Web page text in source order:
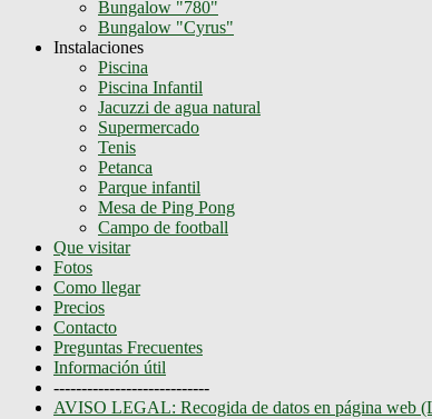
Bungalow "780"
Bungalow "Cyrus"
Instalaciones
Piscina
Piscina Infantil
Jacuzzi de agua natural
Supermercado
Tenis
Petanca
Parque infantil
Mesa de Ping Pong
Campo de football
Que visitar
Fotos
Como llegar
Precios
Contacto
Preguntas Frecuentes
Información útil
----------------------------
AVISO LEGAL: Recogida de datos en página web